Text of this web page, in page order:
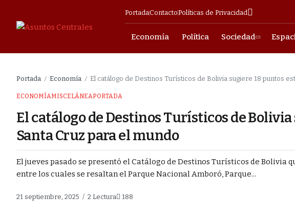
PortadaContactoPolíticas de Privacidad
Economía Política Sociedad
fuga de
lucha contra el
en Barrio
el liderazgo se
Portada / Economía / El catálogo de Destinos Turísticos de Bolivia sugiere 18 puntos
ECONOMÍAMISCELÁNEAPORTADA
El catálogo de Destinos Turísticos de
Santa Cruz para el mundo
El jueves pasado se presentó el Catálogo de Destinos Turísticos de
entre los cuales se resaltan el Parque Nacional Amboró, Parque...
21 septiembre, 2025 2 Lectura 188